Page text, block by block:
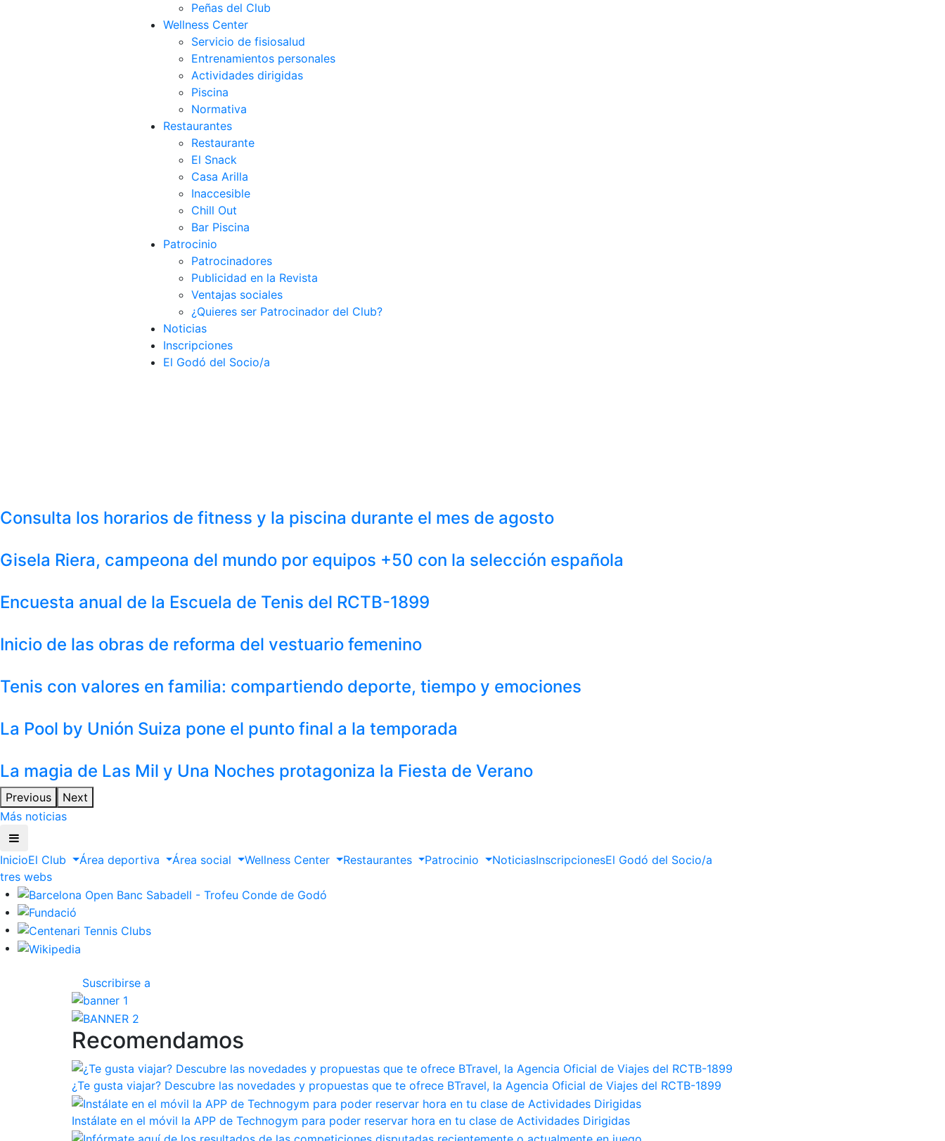
Peñas del Club
Wellness Center
Servicio de fisiosalud
Entrenamientos personales
Actividades dirigidas
Piscina
Normativa
Restaurantes
Restaurante
El Snack
Casa Arilla
Inaccesible
Chill Out
Bar Piscina
Patrocinio
Patrocinadores
Publicidad en la Revista
Ventajas sociales
¿Quieres ser Patrocinador del Club?
Noticias
Inscripciones
El Godó del Socio/a
Consulta los horarios de fitness y la piscina durante el mes de agosto
Gisela Riera, campeona del mundo por equipos +50 con la selección española
Encuesta anual de la Escuela de Tenis del RCTB-1899
Inicio de las obras de reforma del vestuario femenino
Tenis con valores en familia: compartiendo deporte, tiempo y emociones
La Pool by Unión Suiza pone el punto final a la temporada
La magia de Las Mil y Una Noches protagoniza la Fiesta de Verano
Previous
Next
Más noticias
InicioEl Club Área deportiva Área social Wellness Center Restaurantes Patrocinio NoticiasInscripcionesEl Godó del Socio/a
webs
Suscribirse a
Recomendamos
¿Te gusta viajar? Descubre las novedades y propuestas que te ofrece BTravel, la Agencia Oficial de Viajes del RCTB-1899
Instálate en el móvil la APP de Technogym para poder reservar hora en tu clase de Actividades Dirigidas